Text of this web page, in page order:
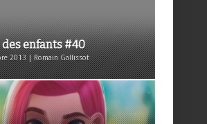
des enfants #40
2013 | Romain Gallissot